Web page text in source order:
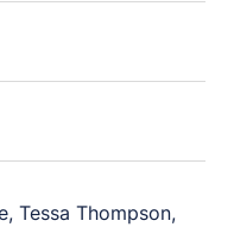
Tessa Thompson,